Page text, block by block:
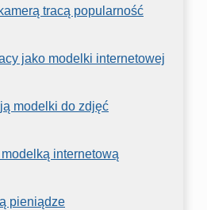
tracą popularność
jako modelki internetowej
modelki do zdjęć
internetową
pieniądze